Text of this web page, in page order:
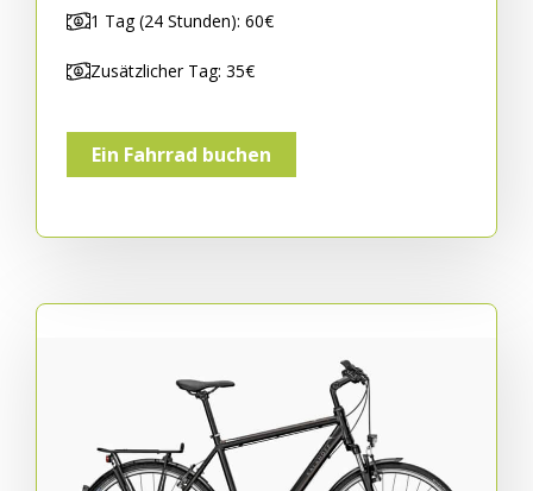
1 Tag (24 Stunden): 60€
Zusätzlicher Tag: 35€
Ein Fahrrad buchen